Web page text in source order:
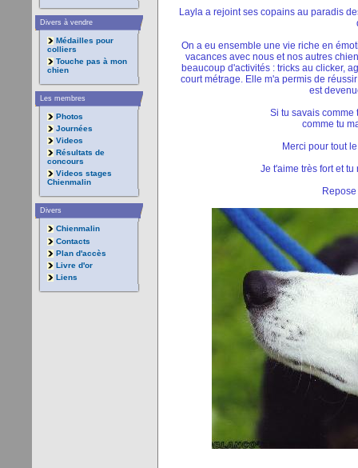
Divers à vendre
Médailles pour
colliers
Touche pas à mon
chien
Les membres
Photos
Journées
Videos
Résultats de
concours
Videos stages
Chienmalin
Divers
Chienmalin
Contacts
Plan d'accès
Livre d'or
Liens
Layla a rejoint ses copains au paradis
On a eu ensemble une vie riche en
vacances avec nous et nos autres
beaucoup d'activités : tricks au clicker,
court métrage. Elle m'a permis de
est
Si tu savais comme
comme tu
Merci pour tout
Je t'aime très fort et